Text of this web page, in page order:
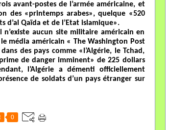
avant-postes de l’armée américaine, et
des «printemps arabes», quelque «520
d’al Qaïda et de l’Etat islamique».
aucun site militaire américain en
média américain « The Washington Post
des pays comme «l’Algérie, le Tchad,
de danger imminent» de 225 dollars
l’Algérie a démenti officiellement
de soldats d’un pays étranger sur
0